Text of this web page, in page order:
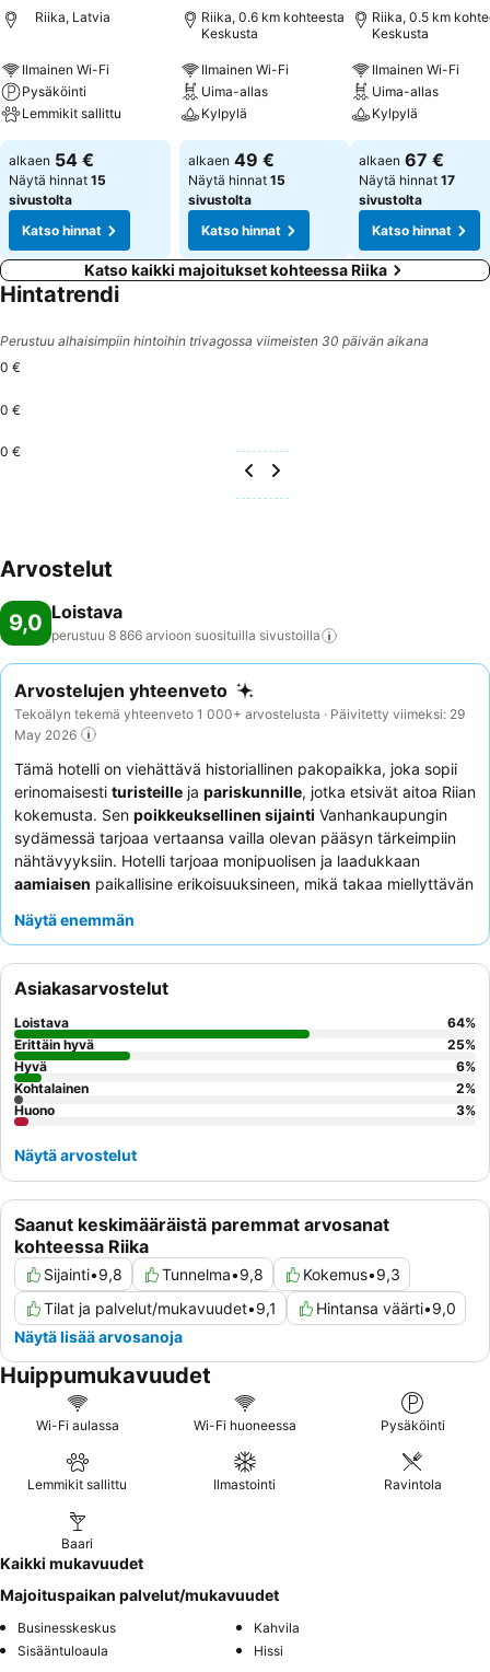
Riika, Latvia
Ilmainen Wi-Fi
Pysäköinti
Lemmikit sallittu
alkaen 54 €
Näytä hinnat 15
sivustolta
Katso hinnat
Riika, 0.6 km kohteesta
Keskusta
Ilmainen Wi-Fi
Uima-allas
Kylpylä
alkaen 49 €
Näytä hinnat 15
sivustolta
Katso hinnat
Riika, 0.5 km
Keskusta
Ilmainen Wi-Fi
Uima-allas
Kylpylä
alkaen 67 €
Näytä hinnat 17
sivustolta
Katso hinnat
Katso kaikki majoitukset kohteessa Riika
Hintatrendi
Perustuu alhaisimpiin hintoihin trivagossa viimeisten 30 päivän aikana
0 €
0 €
0 €
Arvostelut
9,0 Loistava
perustuu 8 866 arvioon suosituilla sivustoilla
Arvostelujen yhteenveto
Tekoälyn tekemä yhteenveto 1 000+ arvostelusta · Päivitetty viimeksi: 29
May 2026
Tämä hotelli on viehättävä historiallinen pakopaikka, joka sopii
erinomaisesti turisteille ja pariskunnille, jotka etsivät aitoa Riian
kokemusta. Sen poikkeuksellinen sijainti Vanhankaupungin
sydämessä tarjoaa vertaansa vailla olevan pääsyn tärkeimpiin
nähtävyyksiin. Hotelli tarjoaa monipuolisen ja laadukkaan
aamiaisen paikallisine erikoisuuksineen, mikä takaa miellyttävän
henkilökuntaaystävällisestä, avuliaasta ja ammattitaitoisesta
josta on
puolella.
Näytä enemmän
Saanut keskimääräistä paremmat arvosanat
kohteessa Riika
Sijainti•9,8 Tunnelma•9,8 Kokemus•9,3
Tilat ja palvelut/mukavuudet•9,1 Hintansa väärti•9,0
Näytä lisää arvosanoja
Asiakasarvostelut
Loistava 64%
Erittäin hyvä
25%
Hyvä
6%
Kohtalainen
2%
Huono
3%
Näytä arvostelut
Huippumukavuudet
Wi-Fi aulassa Wi-Fi huoneessa Pysäköinti
Lemmikit sallittu Ilmastointi Ravintola
Baari
Kaikki mukavuudet
Majoituspaikan palvelut/mukavuudet
Businesskeskus
Kahvila
Sisääntuloaula
Hissi